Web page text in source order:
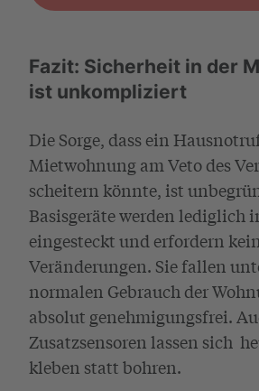
Fazit: Sicherheit in der
ist unkompliziert
Die Sorge, dass ein
Mietwohnung am Veto des
scheitern könnte, ist
Basisgeräte werden lediglich
eingesteckt und erfordern
Veränderungen. Sie fallen
normalen Gebrauch der
absolut genehmigungsfrei.
Zusatzsensoren lassen sich
kleben statt bohren.